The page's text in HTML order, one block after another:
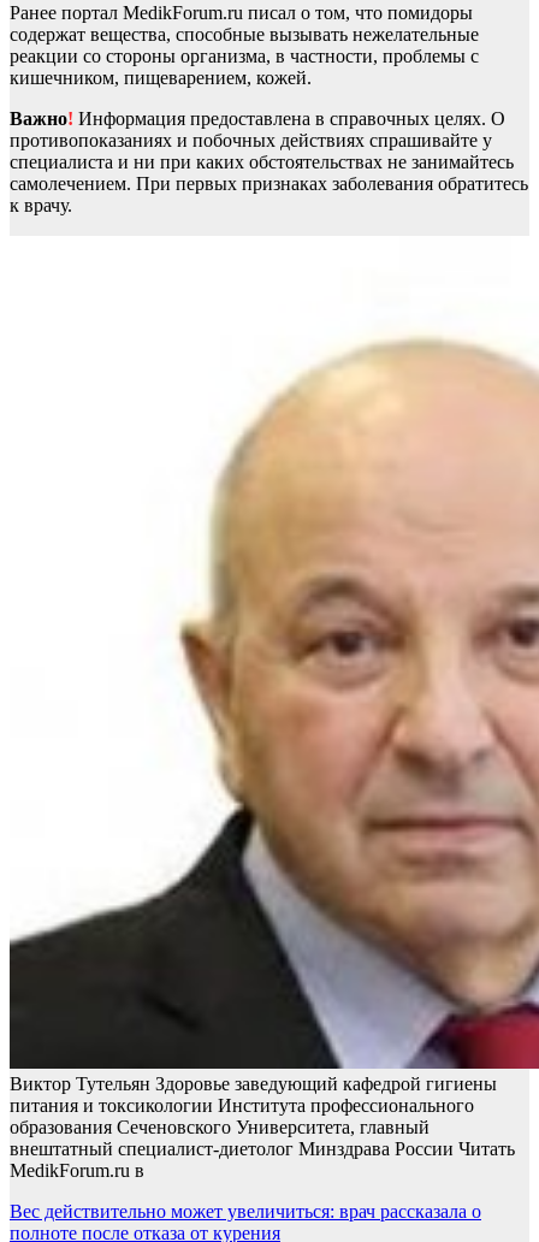
Ранее портал MedikForum.ru писал о том, что помидоры
содержат вещества, способные вызывать нежелательные
реакции со стороны организма, в частности, проблемы с
кишечником, пищеварением, кожей.
Важно! Информация предоставлена в справочных целях. О
противопоказаниях и побочных действиях спрашивайте у
специалиста и ни при каких обстоятельствах не занимайтесь
самолечением. При первых признаках заболевания обратитесь
к врачу.
Виктор Тутельян Здоровье заведующий кафедрой гигиены
питания и токсикологии Института профессионального
образования Сеченовского Университета, главный
внештатный специалист-диетолог Минздрава России Читать
MedikForum.ru в
Навигация
Вес действительно может увеличиться: врач рассказала о
полноте после отказа от курения